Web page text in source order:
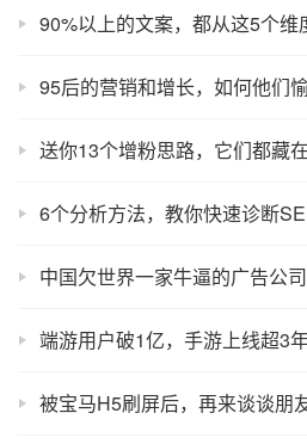
90%以上的文案，都从这5个维
95后的营销和增长，如何他们愉
6个分析方法，教你快速诊断
中国欠世界一家牛逼的广告公司
被宝马H5刷屏后，再来谈谈朋